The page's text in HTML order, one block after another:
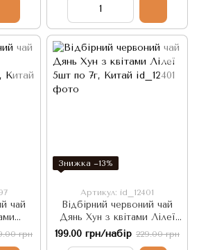
чай
грн
Знижка −13%
Артикул: id_12401
Відбірний червоний чай
Дянь Хун з квітами Лілеї
5шт по 7г, Китай
199.00 грн/набір 229.00 грн